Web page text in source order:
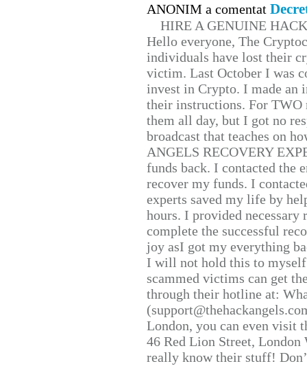
ANONIM a comentat
HIRE A GENUINE
Hello everyone, The
individuals have lost their
victim. Last October I was
invest in Crypto. I made
their instructions. For TWO
them all day, but I got no
broadcast that teaches on
ANGELS RECOVERY
funds back. I contacted the
recover my funds. I
experts saved my life by
hours. I provided
complete the successful
joy asI got my everything
I will not hold this to
scammed victims can get
through their hotline at:
London, you can even visit
46 Red Lion Street, London
really know their stuff!